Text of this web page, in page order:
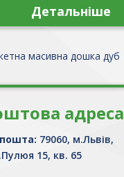
Детальніше
масивна дошка дуб
адреса
79060, м.Львів,
15, кв. 65